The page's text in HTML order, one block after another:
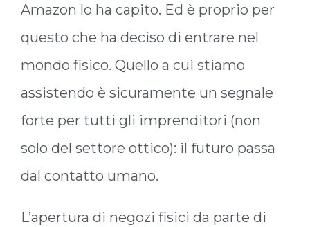
Amazon lo ha capito. Ed è proprio per
questo che ha deciso di entrare nel
mondo fisico. Quello a cui stiamo
assistendo è sicuramente un segnale
forte per tutti gli imprenditori (non
solo del settore ottico): il futuro passa
dal contatto umano.
L’apertura di negozi fisici da parte di